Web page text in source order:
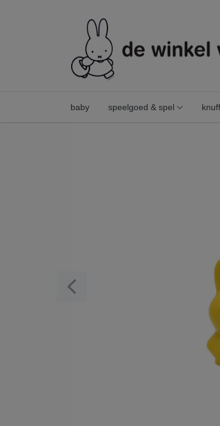
baby speelgoed & spel
mini beeldje nijntje geel